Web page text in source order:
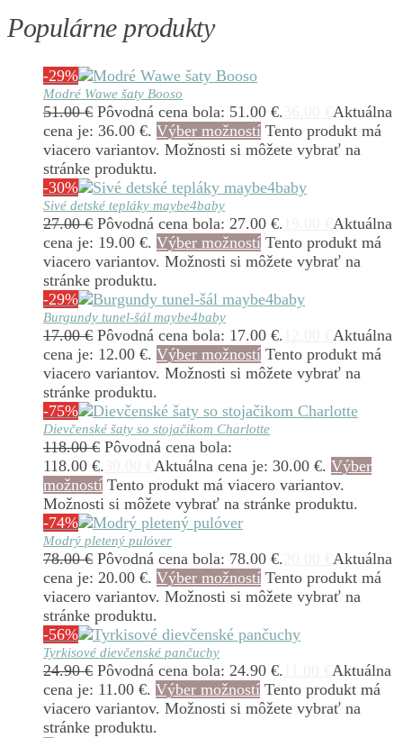
Populárne produkty
-29%
Modré Wawe šaty Booso
51.00€ Pôvodná cena bola: 51.00 €.
Aktuálna
cena je: 36.00 €. Výber možností Tento produkt má
viacero variantov. Možnosti si môžete vybrať na
stránke produktu.
-30%
Sivé detské tepláky maybe4baby
27.00€ Pôvodná cena bola: 27.00 €.
Aktuálna
cena je: 19.00 €. Výber možností Tento produkt má
viacero variantov. Možnosti si môžete vybrať na
stránke produktu.
-29%
Burgundy tunel-šál maybe4baby
17.00€ Pôvodná cena bola: 17.00 €.
Aktuálna
cena je: 12.00 €. Výber možností Tento produkt má
viacero variantov. Možnosti si môžete vybrať na
stránke produktu.
-75%
Dievčenské šaty so stojačikom Charlotte
118.00€ Pôvodná cena bola:
118.00 €.
Aktuálna cena je: 30.00 €. Výber
možností Tento produkt má viacero variantov.
Možnosti si môžete vybrať na stránke produktu.
-74%
Modrý pletený pulóver
78.00€ Pôvodná cena bola: 78.00 €.
Aktuálna
cena je: 20.00 €. Výber možností Tento produkt má
viacero variantov. Možnosti si môžete vybrať na
stránke produktu.
-56%
Tyrkisové dievčenské pančuchy
24.90€ Pôvodná cena bola: 24.90 €.
Aktuálna
cena je: 11.00 €. Výber možností Tento produkt má
viacero variantov. Možnosti si môžete vybrať na
stránke produktu.